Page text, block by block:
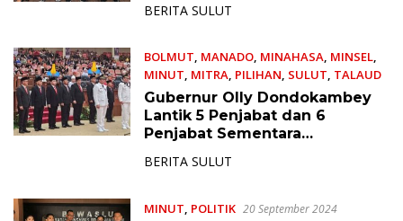
BERITA SULUT
BOLMUT MANADO, MINAHASA MINSEL,
MINUT MITRA PILIHAN SULUT TALAUD
23 September 2024
Gubernur Olly Dondokambey
Lantik 5 Penjabat dan 6
Penjabat Sementara
BERITA SULUT
MINUT POLITIK 20 September 2024